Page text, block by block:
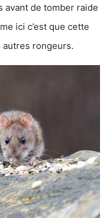
avant de tomber raide
ici c’est que cette
rongeurs.